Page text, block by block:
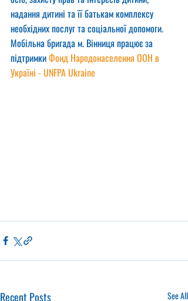
надання дитині та її батькам комплексу
необхідних послуг та соціальної допомоги.
Мобільна бригада м. Вінниця працює за
підтримки Фонд Народонаселення ООН в
Україні - UNFPA Ukraine
Recent Posts See All